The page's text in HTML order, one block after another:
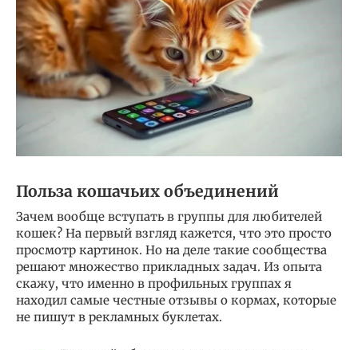
Польза кошачьих объединений
Зачем вообще вступать в группы для любителей
кошек? На первый взгляд кажется, что это просто
просмотр картинок. Но на деле такие сообщества
решают множество прикладных задач. Из опыта
скажу, что именно в профильных группах я
находил самые честные отзывы о кормах, которые
не пишут в рекламных буклетах.